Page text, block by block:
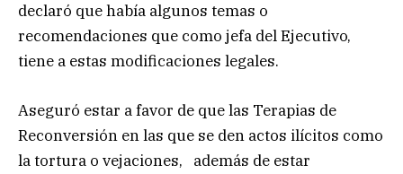
declaró que había algunos temas o
recomendaciones que como jefa del Ejecutivo,
tiene a estas modificaciones legales.
Aseguró estar a favor de que las Terapias de
Reconversión en las que se den actos ilícitos como
la tortura o vejaciones, además de estar